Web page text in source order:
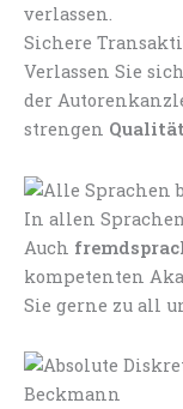
Sichere
Verlassen Sie
der
strengen
In allen
Auch
kompetenten
Sie gerne zu all